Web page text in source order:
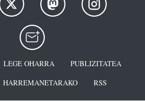
LEGE OHARRA
PUBLIZITATEA
HARREMANETARAKO RSS